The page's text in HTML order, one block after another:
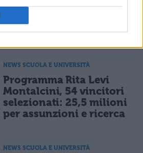
ma i 100 crollano del
bonus
NEWS SCUOLA E UNIVERSITÀ
Programma Rita Levi
Montalcini, 54 vincitori
selezionati: 25,5 milioni
per assunzioni e ricerca
NEWS SCUOLA E UNIVERSITÀ